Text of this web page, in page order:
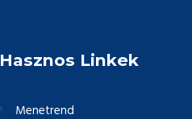
Hasznos Linkek
Menetrend